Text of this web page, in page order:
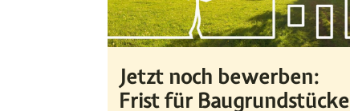
Jetzt noch bewerben:
Frist für Baugrundstücke